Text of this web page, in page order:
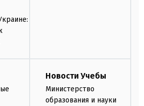
Новости Учебы
Министерство
образования и науки